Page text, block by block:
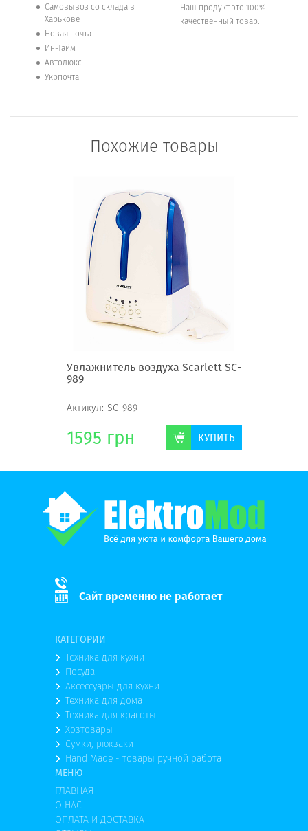
Самовывоз со склада в
Харькове
Новая почта
Ин-Тайм
Автолюкс
Укрпочта
Наш продукт это 100%
качественный товар.
Похожие товары
Увлажнитель воздуха Scarlett SC-
989
Актикул: SC-989
1595 грн КУПИТЬ
Сайт временно не работает
КАТЕГОРИИ
Техника для кухни
Посуда
Аксессуары для кухни
Техника для дома
Техника для красоты
Хозтовары
Сумки, рюкзаки
Hand Made - товары ручной работа
МЕНЮ
ГЛАВНАЯ
О НАС
ОПЛАТА И ДОСТАВКА